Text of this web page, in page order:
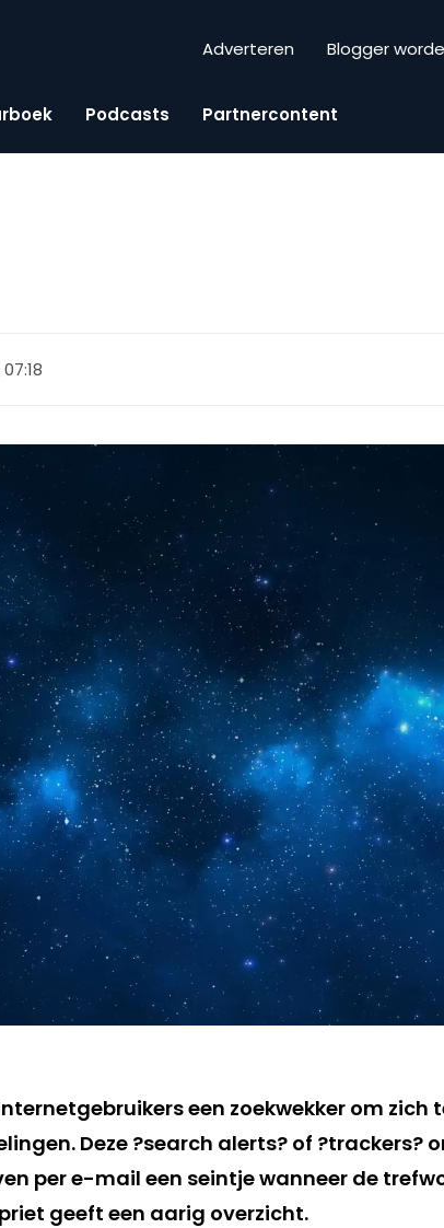
Adverteren Blogger
Podcasts Partnercontent
een zoekwekker om zich
Deze ?search alerts? of ?trackers?
per e-mail een seintje wanneer de
geeft een aarig overzicht.